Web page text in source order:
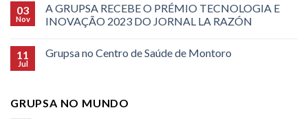
03
Nov
A GRUPSA RECEBE O PRÉMIO TECNOLOGIA E
INOVAÇÃO 2023 DO JORNAL LA RAZÓN
11
Jul
Grupsa no Centro de Saúde de Montoro
GRUPSA NO MUNDO